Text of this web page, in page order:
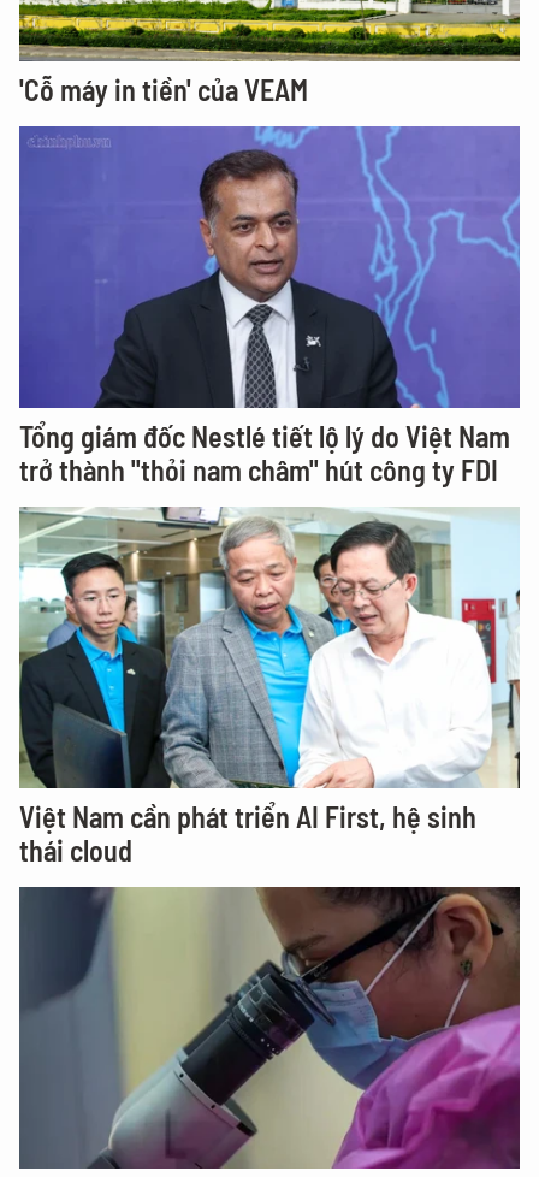
'Cỗ máy in tiền' của VEAM
Tổng giám đốc Nestlé tiết lộ lý do Việt Nam
trở thành "thỏi nam châm" hút công ty FDI
Việt Nam cần phát triển AI First, hệ sinh
thái cloud